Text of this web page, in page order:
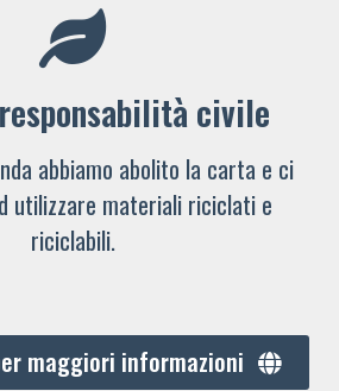
civile
abbiamo abolito la carta e ci
utilizzare materiali riciclati e
riciclabili.
maggiori informazioni